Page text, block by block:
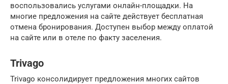
воспользовались услугами онлайн-площадки. На
многие предложения на сайте действует бесплатная
отмена бронирования. Доступен выбор между оплатой
на сайте или в отеле по факту заселения.
Trivago
Trivago консолидирует предложения многих сайтов